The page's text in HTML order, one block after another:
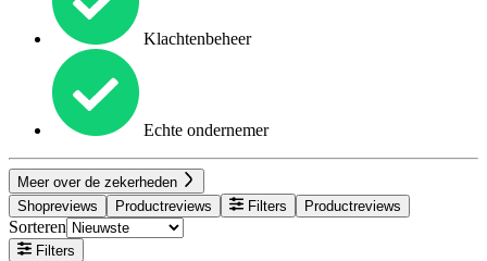
Klachtenbeheer
Echte ondernemer
Meer over de zekerheden
Shopreviews
Productreviews Filters Productreviews
Sorteren
Filters